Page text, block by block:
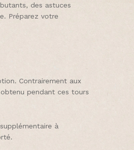
des astuces
Préparez votre
Contrairement aux
pendant ces tours
à